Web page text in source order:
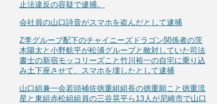
止法違反の容疑で逮捕。
会社員の山口詩音がスマホを盗んだとして逮捕
Z李グループ配下のチャイニーズドラゴン関係者の茨
木陽太と小野航平が松浦グループと敵対していた司法
書士の新宿モッコリーズこと竹川裕一の自宅に乗り込
み土下座させて、スマホを壊したとして逮捕
山口組兼一会若頭補佐徳重組組長の徳重願こと徳重流
星と東組赤松組組員の三谷晃平ら13人が尼崎市で山口